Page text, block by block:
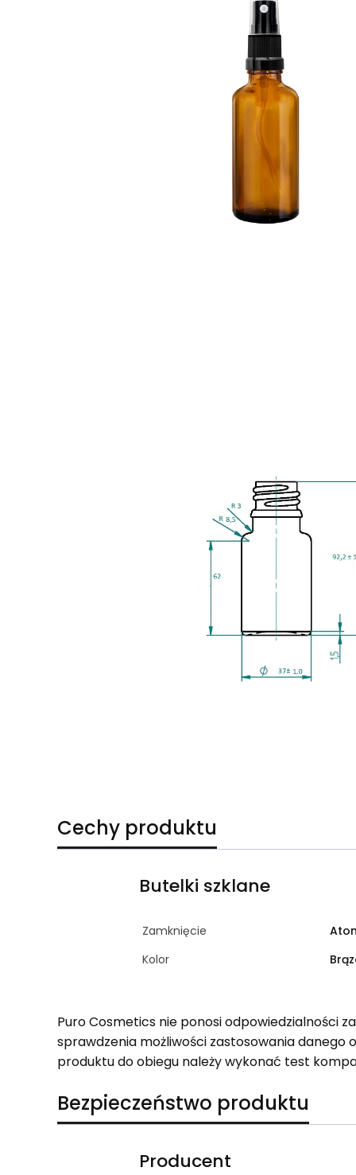
Cechy produktu
Butelki szklane
Zamknięcie
Kolor
Puro Cosmetics nie ponosi odpowiedzialności
sprawdzenia możliwości zastosowania
produktu do obiegu należy wykonać test
Bezpieczeństwo produktu
Producent